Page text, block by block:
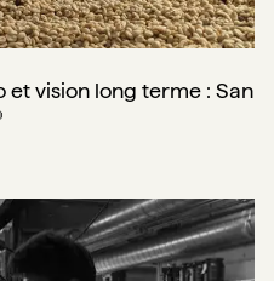
et vision long terme : San
de base par Paul Arnephy -